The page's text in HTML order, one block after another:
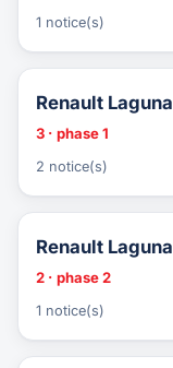
1 notice(s)
Renault Laguna
3 · phase 1
2 notice(s)
Renault Laguna
2 · phase 2
1 notice(s)